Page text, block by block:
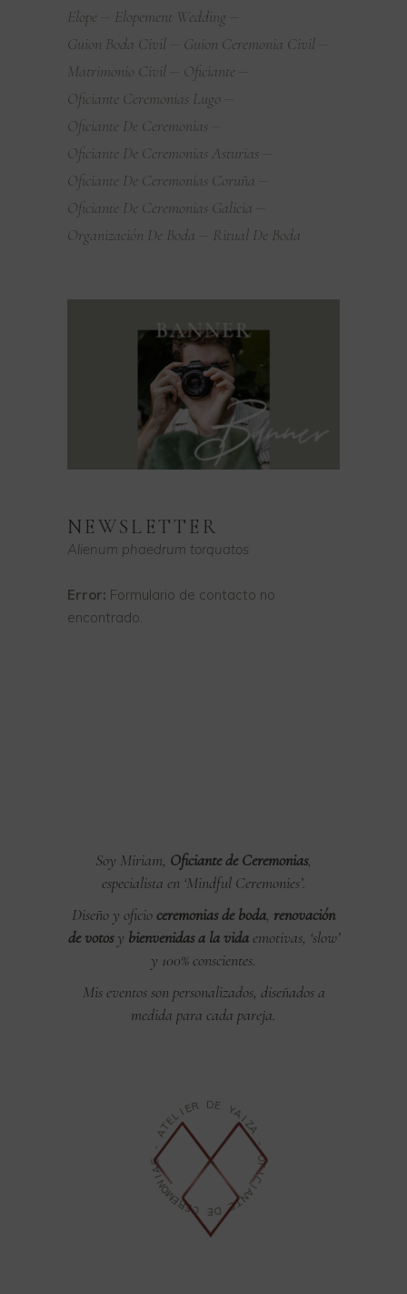
Elope
Elopement Wedding
Guion Boda Civil
Guion Ceremonia Civil
Matrimonio Civil
Oficiante
Oficiante Ceremonias Lugo
Oficiante De Ceremonias
Oficiante De Ceremonias Asturias
Oficiante De Ceremonias Coruña
Oficiante De Ceremonias Galicia
Organización De Boda
Ritual De Boda
NEWSLETTER
Alienum phaedrum torquatos
Error: Formulario de contacto no
encontrado.
Soy Miriam, Oficiante de Ceremonias,
especialista en ‘Mindful Ceremonies’.
Diseño y oficio ceremonias de boda, renovación
de votosy bienvenidas a la vidaemotivas, ‘slow’
y 100% conscientes.
Mis eventos son personalizados, diseñados a
medida para cada pareja.
ATELIE R D E
YA
I
Z
A
-
O
F
I
C
I
A
N
T
E
D
E
C
E
R
E
M
O
N
I
A
S
-